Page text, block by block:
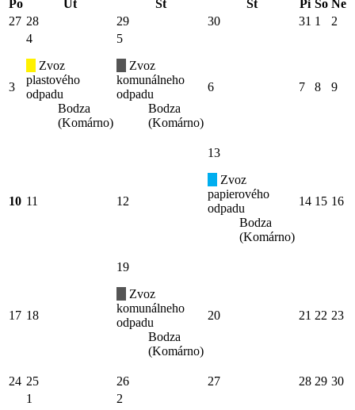
Po Ut St Št Pi So Ne
27 28 29 30 31 1 2
3
4
Zvoz
plastového
odpadu
Bodza
(Komárno)
5
Zvoz
komunálneho
odpadu
Bodza
(Komárno)
6 7 8 9
10 11 12
13
Zvoz
papierového
odpadu
Bodza
(Komárno)
14 15 16
17 18
19
Zvoz
komunálneho
odpadu
Bodza
(Komárno)
20 21 22 23
24 25 26 27 28 29 30
1
2